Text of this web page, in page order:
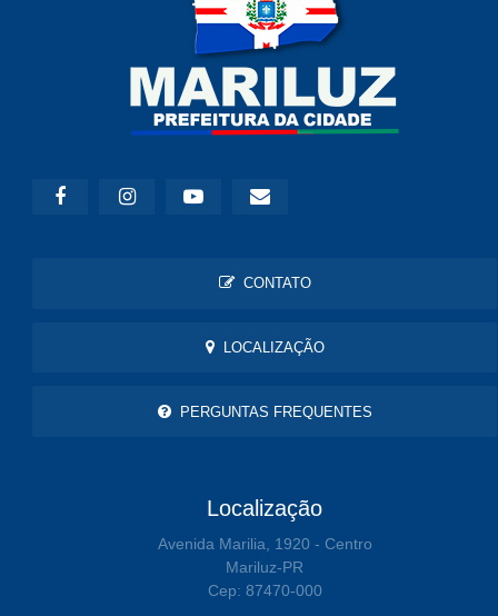
CONTATO
LOCALIZAÇÃO
PERGUNTAS FREQUENTES
Localização
Avenida Marilia, 1920 - Centro
Mariluz-PR
Cep: 87470-000